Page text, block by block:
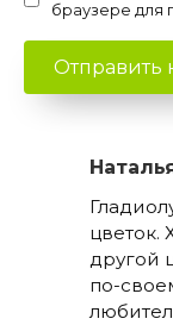
браузере для
цветок.
другой
по-